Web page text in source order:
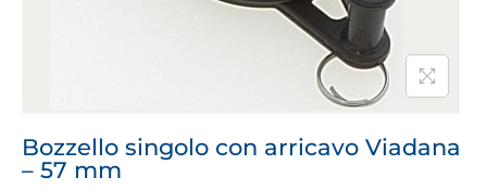
Bozzello singolo con arricavo Viadana
– 57 mm